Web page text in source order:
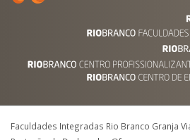
Faculdades Integradas Rio Branco Granja